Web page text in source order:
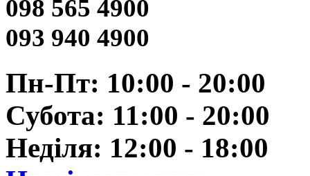
098 565 4900
093 940 4900
Пн-Пт: 10:00 - 20:00
Субота: 11:00 - 20:00
Неділя: 12:00 - 18:00